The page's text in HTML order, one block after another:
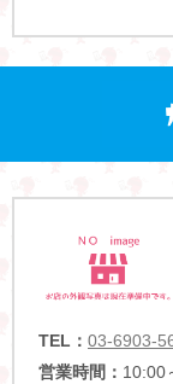
TEL： 03-6903-
営業時間： 10:00